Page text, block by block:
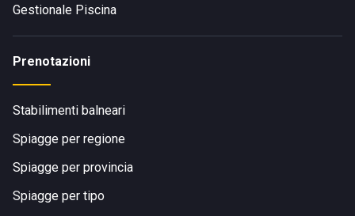
Gestionale Piscina
Prenotazioni
Stabilimenti balneari
Spiagge per regione
Spiagge per provincia
Spiagge per tipo